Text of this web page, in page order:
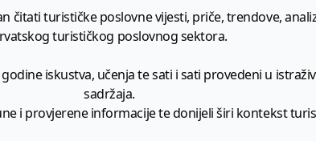
čitati turističke poslovne vijesti, priče, trendove,
turističkog poslovnog sektora.
iskustva, učenja te sati i sati provedeni u
sadržaja.
i provjerene informacije te donijeli širi kontekst